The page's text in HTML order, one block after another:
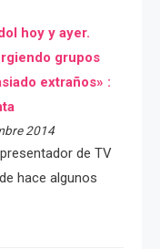
hoy y ayer.
grupos
extraños» :
2014
de TV
hace algunos